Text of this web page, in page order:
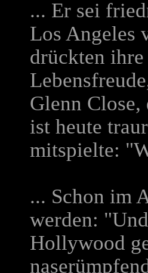
... Er sei
Los Angeles
drückten
Glenn
ist heute
mitspielte:
... Schon im
werden:
Hollywood